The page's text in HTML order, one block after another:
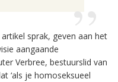
sprak, geven aan het
aangaande
Verbree, bestuurslid van
‘als je homoseksueel